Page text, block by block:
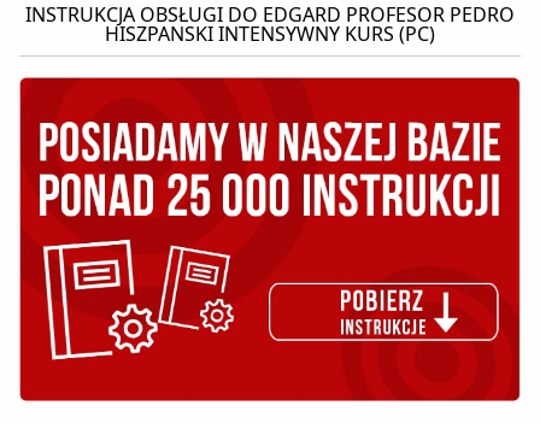
INSTRUKCJA OBSŁUGI DO EDGARD PROFESOR PEDRO
HISZPANSKI INTENSYWNY KURS (PC)